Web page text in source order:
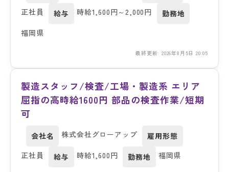
正社員
給与 時給1,600円～2,000円
勤務地
福岡県
最終更新: 2026年8月5日 20:05
製造スタッフ/検査/工場・製造系 エリア
屈指の高時給1600円 部品の検査作業/短期
可
会社名 株式会社グローアップ
雇用形態
正社員
給与 時給1,600円 勤務地 福岡県